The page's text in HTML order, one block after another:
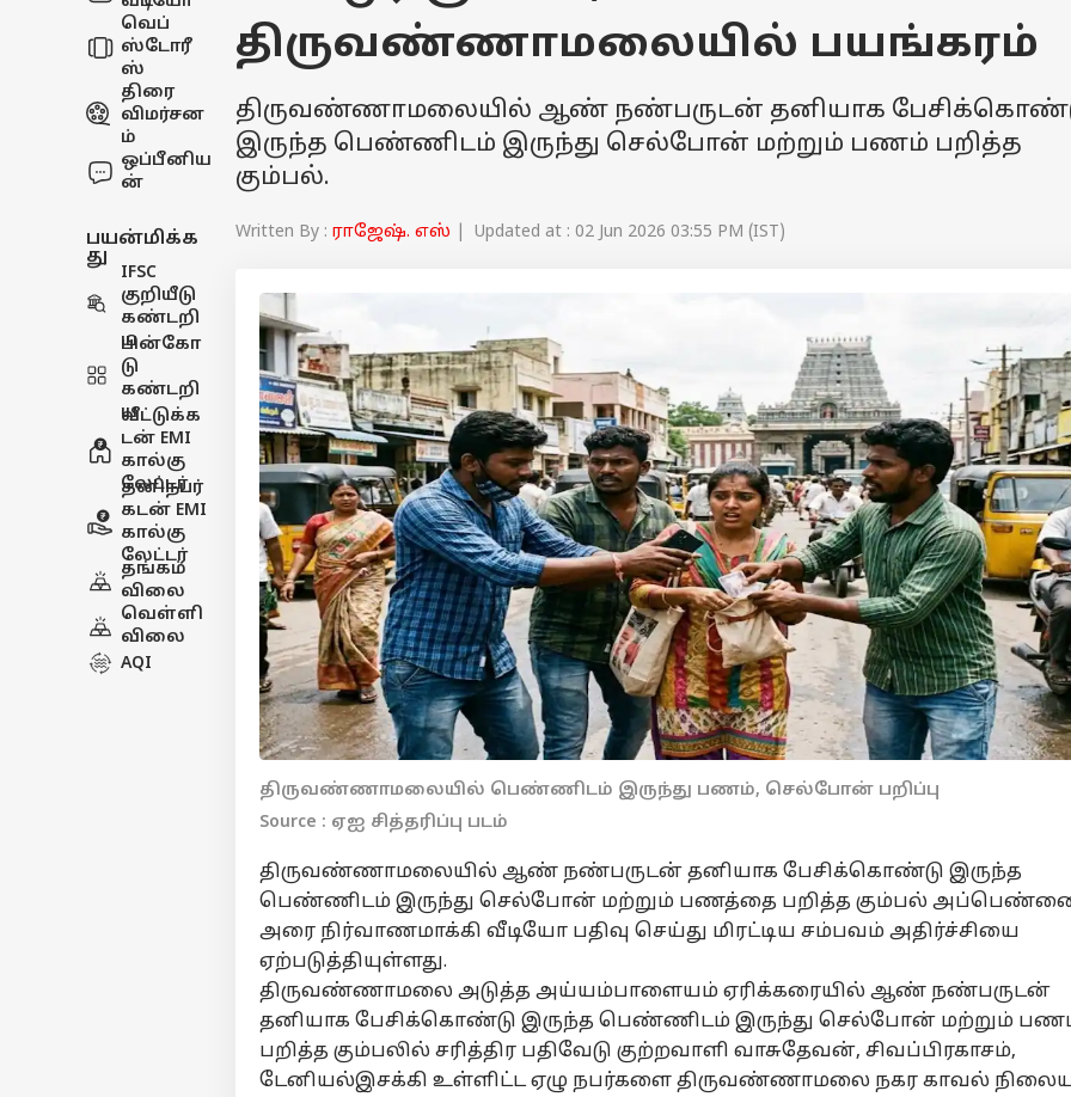
வெப்
ஸ்டோரீ
ஸ்
திரை
விமர்சன
ம்
ஒப்பீனிய
ன்
பயன்மிக்க
து
IFSC
குறியீடு
கண்டறி
ய
பின்கோ
டு
கண்டறி
ய
வீட்டுக்க
டன் EMI
கால்கு
லேட்டர்
தனிநபர்
கடன் EMI
கால்கு
லேட்டர்
தங்கம்
விலை
வெள்ளி
விலை
AQI
திருவண்ணாமலையில் பயங்கரம்
திருவண்ணாமலையில் ஆண் நண்பருடன் தனியாக
இருந்த பெண்ணிடம் இருந்து செல்போன் மற்றும் பணம் பறித்த
கும்பல்.
Written By : ராஜேஷ். எஸ் | Updated at : 02 Jun 2026 03:55 PM (IST)
திருவண்ணாமலையில் பெண்ணிடம் இருந்து பணம், செல்போன் பறிப்பு
Source : ஏஐ சித்தரிப்பு படம்
திருவண்ணாமலையில் ஆண் நண்பருடன் தனியாக பேசிக்கொண்டு இருந்த
பெண்ணிடம் இருந்து செல்போன் மற்றும் பணத்தை பறித்த கும்பல்
அரை நிர்வாணமாக்கி வீடியோ பதிவு செய்து மிரட்டிய சம்பவம் அதிர்ச்சியை
ஏற்படுத்தியுள்ளது.
திருவண்ணாமலை அடுத்த அய்யம்பாளையம் ஏரிக்கரையில் ஆண் நண்பருடன்
தனியாக பேசிக்கொண்டு இருந்த பெண்ணிடம் இருந்து செல்போன் மற்றும்
பறித்த கும்பலில் சரித்திர பதிவேடு குற்றவாளி வாசுதேவன், சிவப்பிரகாசம்,
டேனியல்இசக்கி உள்ளிட்ட ஏழு நபர்களை திருவண்ணாமலை நகர காவல்